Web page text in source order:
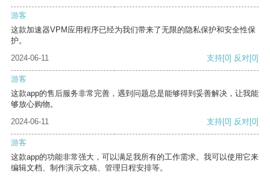
游客
这款加速器VPM应用程序已经为我们带来了无限的隐私保护和安全性保
护。
2024-06-11
支持[0] 反对[0]
游客
这款app的售后服务非常完善，遇到问题总是能够得到妥善解决，让我能
够放心购物。
2024-06-11
支持[0] 反对[0]
游客
这款app的功能非常强大，可以满足我所有的工作需求。我可以使用它来
编辑文档、制作演示文稿、管理日程安排等。